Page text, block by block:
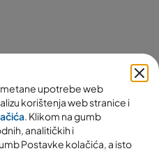
upotrebe web
korištenja web stranice i
. Klikom na gumb
analitičkih i
Postavke kolačića, a isto